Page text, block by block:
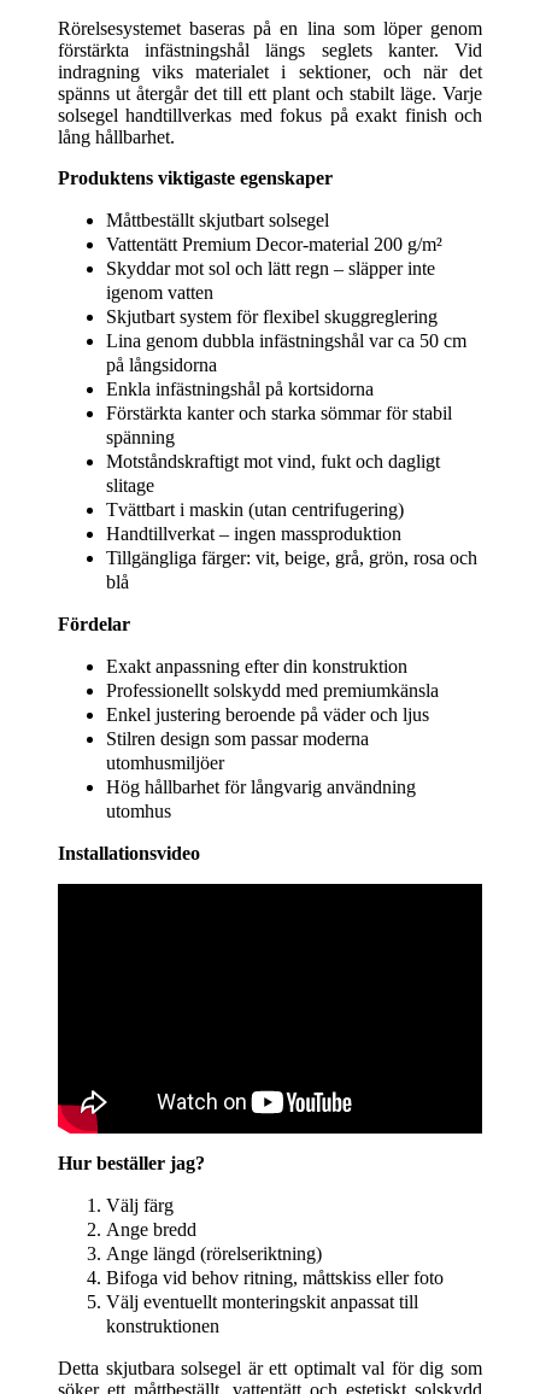
Rörelsesystemet baseras på en lina som löper genom
förstärkta infästningshål längs seglets kanter. Vid
indragning viks materialet i sektioner, och när det
spänns ut återgår det till ett plant och stabilt läge. Varje
solsegel handtillverkas med fokus på exakt finish och
lång hållbarhet.
Produktens viktigaste egenskaper
Måttbeställt skjutbart solsegel
Vattentätt Premium Decor-material 200 g/m²
Skyddar mot sol och lätt regn – släpper inte
igenom vatten
Skjutbart system för flexibel skuggreglering
Lina genom dubbla infästningshål var ca 50 cm
på långsidorna
Enkla infästningshål på kortsidorna
Förstärkta kanter och starka sömmar för stabil
spänning
Motståndskraftigt mot vind, fukt och dagligt
slitage
Tvättbart i maskin (utan centrifugering)
Handtillverkat – ingen massproduktion
Tillgängliga färger: vit, beige, grå, grön, rosa och
blå
Fördelar
Exakt anpassning efter din konstruktion
Professionellt solskydd med premiumkänsla
Enkel justering beroende på väder och ljus
Stilren design som passar moderna
utomhusmiljöer
Hög hållbarhet för långvarig användning
utomhus
Installationsvideo
Hur beställer jag?
Välj färg
Ange bredd
Ange längd (rörelseriktning)
Bifoga vid behov ritning, måttskiss eller foto
Välj eventuellt monteringskit anpassat till
konstruktionen
Detta skjutbara solsegel är ett optimalt val för dig som